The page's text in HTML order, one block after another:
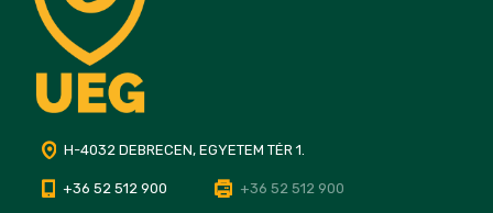
H-4032 DEBRECEN, EGYETEM TÉR 1.
+36 52 512 900 +36 52 512 900